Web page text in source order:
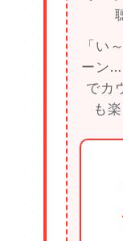
「い
ーン
でカ
も